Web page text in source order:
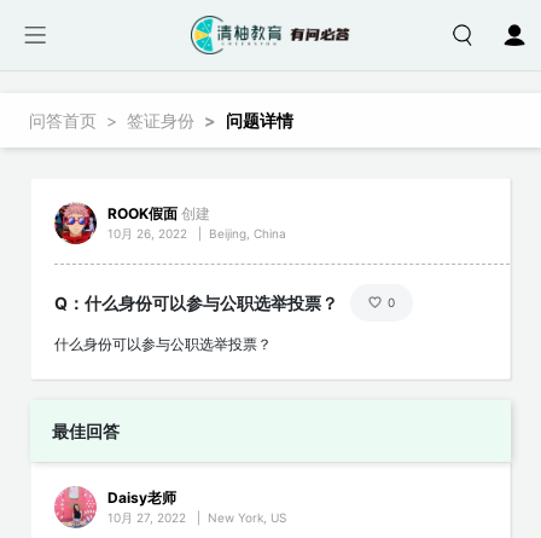
面包屑
问答首页 签证身份 问题详情
ROOK假面创建
10月 26, 2022 Beijing, China
Q：什么身份可以参与公职选举投票？ 0
什么身份可以参与公职选举投票？
最佳回答
Daisy老师
10月 27, 2022 New York, US